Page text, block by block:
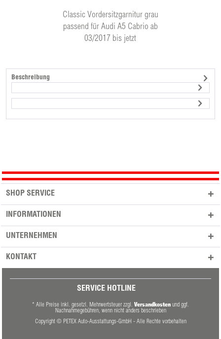
Classic Vordersitzgarnitur grau
passend für Audi A5 Cabrio ab
03/2017 bis jetzt
Beschreibung
SHOP SERVICE
INFORMATIONEN
UNTERNEHMEN
KONTAKT
SERVICE HOTLINE
* Alle Preise inkl. gesetzl. Mehrwertsteuer zzgl. Versandkosten und ggf.
Nachnahmegebühren, wenn nicht anders beschrieben
Copyright © PETEX Auto-Ausstattungs-GmbH - Alle Rechte vorbehalten